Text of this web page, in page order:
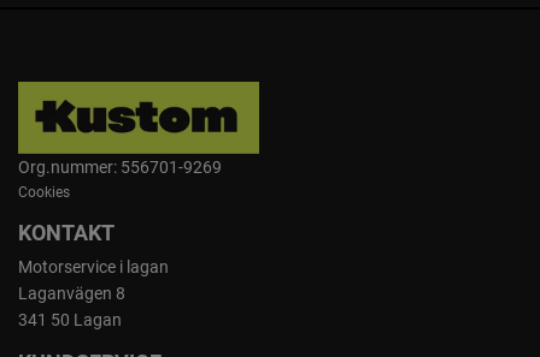
Org.nummer: 556701-9269
Cookies
KONTAKT
Motorservice i lagan
Laganvägen 8
341 50 Lagan